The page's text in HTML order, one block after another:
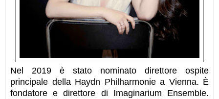
Nel 2019 è stato nominato direttore ospite
principale della Haydn Philharmonie a Vienna. È
fondatore e direttore di Imaginarium Ensemble.